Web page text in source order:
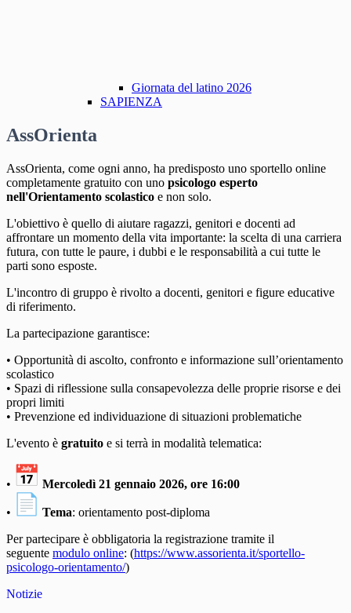
Giornata del latino 2026
SAPIENZA
AssOrienta
AssOrienta, come ogni anno, ha predisposto uno sportello online
completamente gratuito con uno psicologo esperto
nell'Orientamento scolastico e non solo.
L'obiettivo è quello di aiutare ragazzi, genitori e docenti ad
affrontare un momento della vita importante: la scelta di una carriera
futura, con tutte le paure, i dubbi e le responsabilità a cui tutte le
parti sono esposte.
L'incontro di gruppo è rivolto a docenti, genitori e figure educative
di riferimento.
La partecipazione garantisce:
• Opportunità di ascolto, confronto e informazione sull’orientamento
scolastico
• Spazi di riflessione sulla consapevolezza delle proprie risorse e dei
propri limiti
• Prevenzione ed individuazione di situazioni problematiche
L'evento è gratuito e si terrà in modalità telematica:
• Mercoledì 21 gennaio 2026, ore 16:00
• Tema: orientamento post-diploma
Per partecipare è obbligatoria la registrazione tramite il
seguente modulo online: (https://www.assorienta.it/sportello-
psicologo-orientamento/)
Notizie